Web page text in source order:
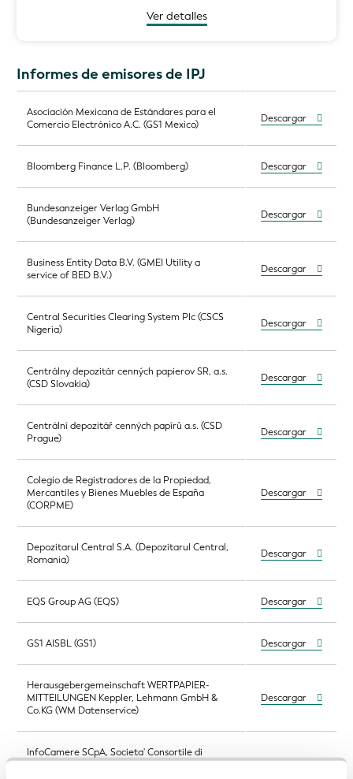
Ver detalles
Informes de emisores de IPJ
Asociación Mexicana de Estándares para el
Comercio Electrónico A.C. (GS1 Mexico)
Descargar
Bloomberg Finance L.P. (Bloomberg) Descargar
Bundesanzeiger Verlag GmbH
(Bundesanzeiger Verlag)
Descargar
Business Entity Data B.V. (GMEI Utility a
service of BED B.V.)
Descargar
Central Securities Clearing System Plc (CSCS
Nigeria)
Descargar
Centrálny depozitár cenných papierov SR, a.s.
(CSD Slovakia)
Descargar
Centrální depozitář cenných papírů a.s. (CSD
Prague)
Descargar
Colegio de Registradores de la Propiedad,
Mercantiles y Bienes Muebles de España
(CORPME)
Descargar
Depozitarul Central S.A. (Depozitarul Central,
Romania)
Descargar
EQS Group AG (EQS) Descargar
GS1 AISBL (GS1) Descargar
Herausgebergemeinschaft WERTPAPIER-
MITTEILUNGEN Keppler, Lehmann GmbH &
Co.KG (WM Datenservice)
Descargar
InfoCamere SCpA, Societa' Consortile di
Informatica delle Camere di Commercio
Descargar